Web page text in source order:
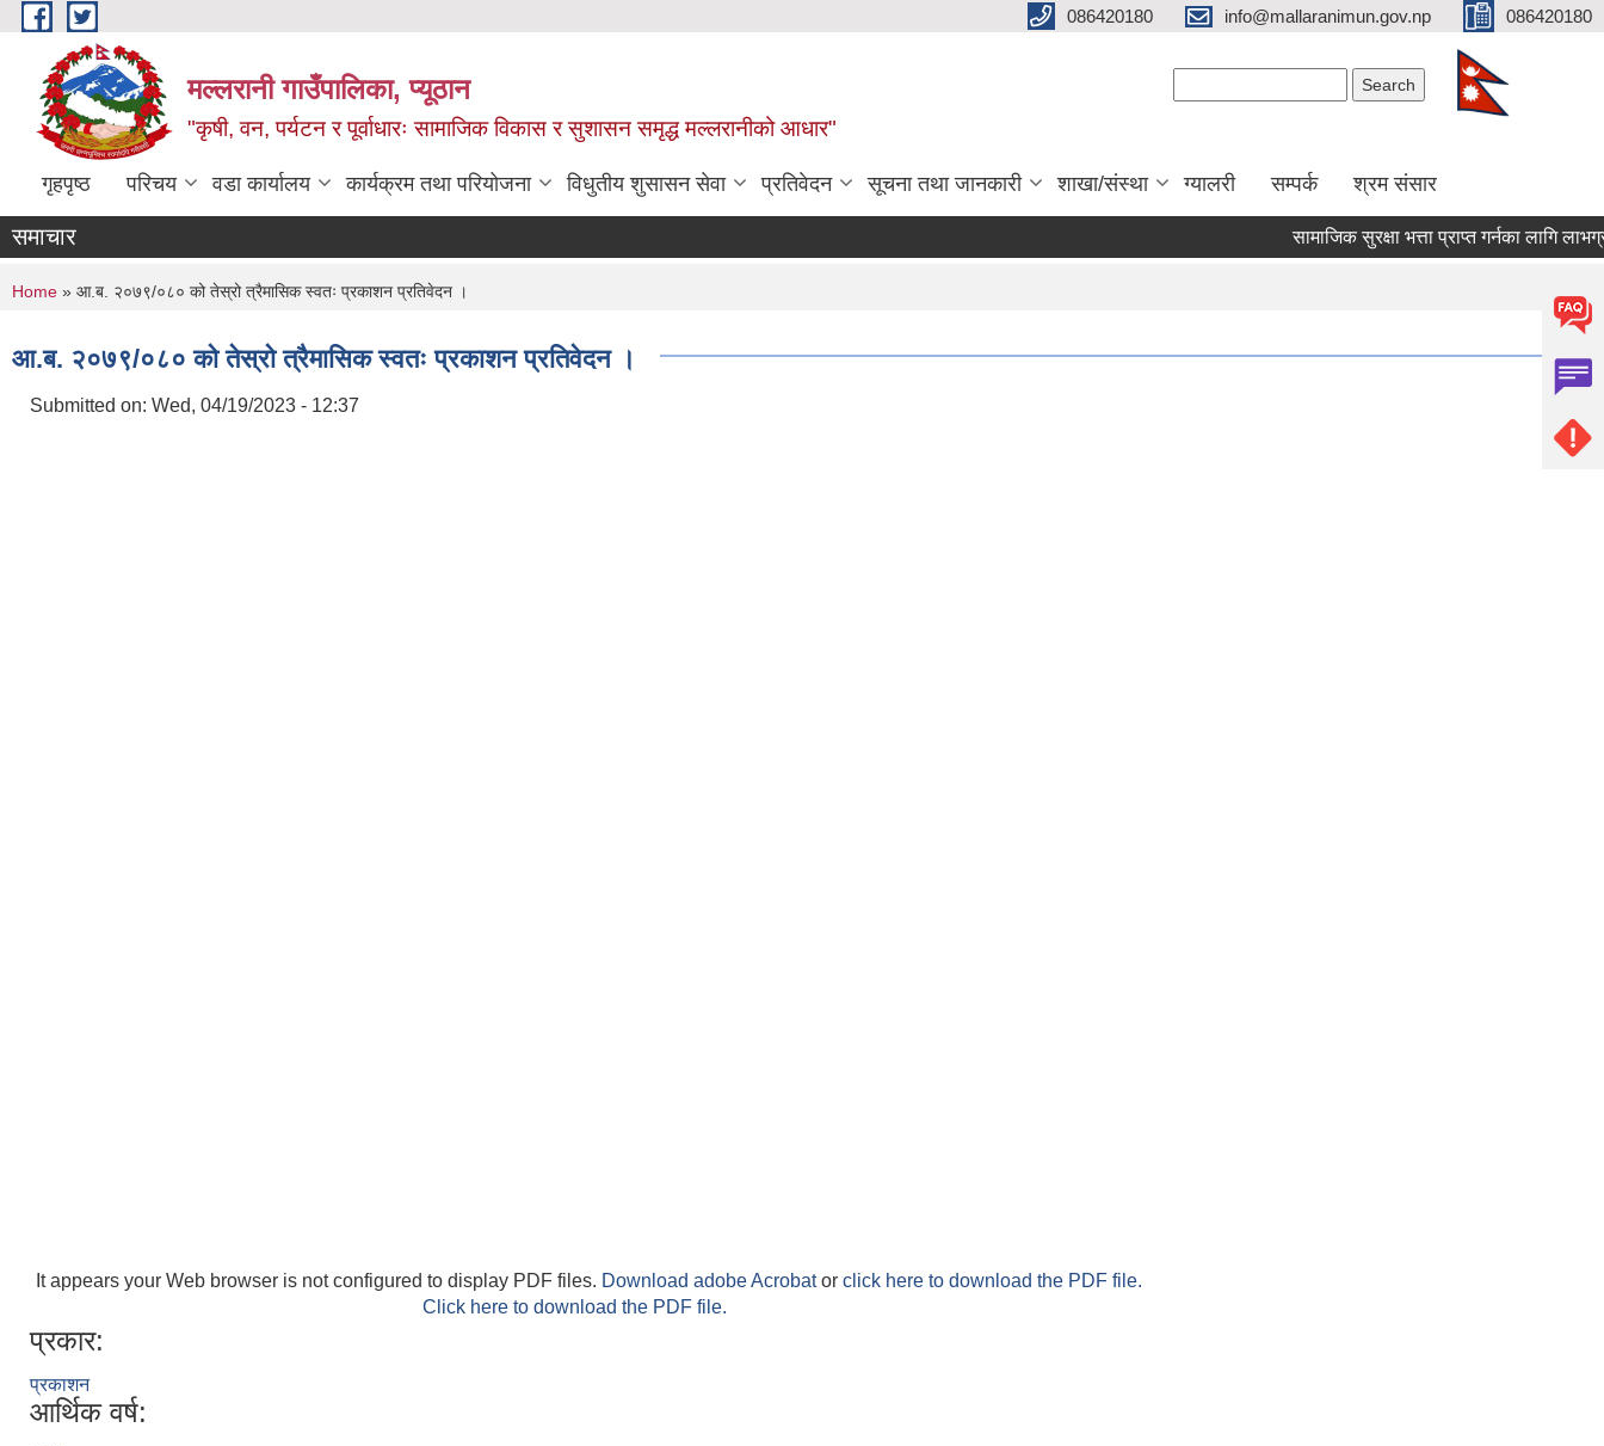
Skip to main content 086420180 info@mallaranimun.gov.np 086420180
मल्लरानी गाउँपालिका, प्यूठान
"कृषी, वन, पर्यटन र पूर्वाधारः सामाजिक विकास र सुशासन समृद्ध मल्लरानीको आधार"
गृहपृष्ठ परिचय वडा कार्यालय कार्यक्रम तथा परियोजना विधुतीय शुसासन सेवा प्रतिवेदन सूचना तथा जानकारी शाखा/संस्था ग्यालरी सम्पर्क श्रम संसार
समाचार सामाजिक सुरक्षा भत्ता प्राप्त गर्नका लागि
You are here
Home » आ.ब. २०७९/०८० को तेस्रो त्रैमासिक स्वतः प्रकाशन प्रतिवेदन ।
आ.ब. २०७९/०८० को तेस्रो त्रैमासिक स्वतः प्रकाशन प्रतिवेदन ।
Submitted on: Wed, 04/19/2023 - 12:37
It appears your Web browser is not configured to display PDF files. Download adobe Acrobator click here to download the PDF file.
Click here to download the PDF file.
प्रकार:
प्रकाशन
आर्थिक वर्ष: